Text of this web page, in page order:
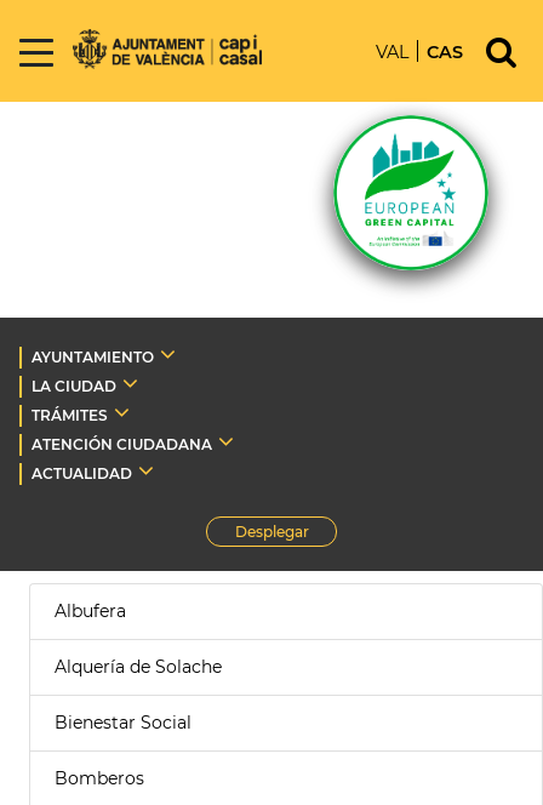
VAL CAS
AYUNTAMIENTO
LA CIUDAD
TRÁMITES
ATENCIÓN CIUDADANA
ACTUALIDAD
Desplegar
Albufera
Alquería de Solache
Bienestar Social
Bomberos